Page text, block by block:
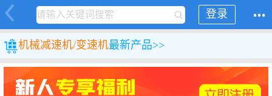
登录
机械减速机/变速机最新产品>>